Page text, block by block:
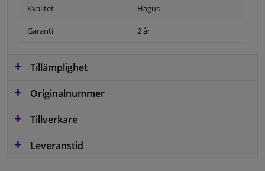
Kvalitet Hagus
Garanti 2 år
Tillämplighet
Originalnummer
Tillverkare
Leveranstid